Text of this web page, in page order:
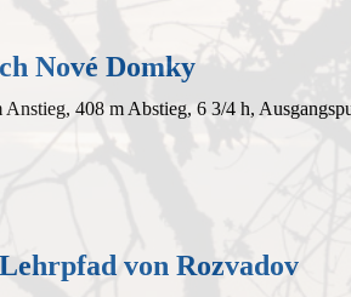
Nové Domky
408 m Abstieg, 6 3/4 h,
von Rozvadov